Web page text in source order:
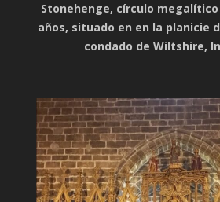
Stonehenge, círculo megalítico
años, situado en en la planicie
condado de Wiltshire,